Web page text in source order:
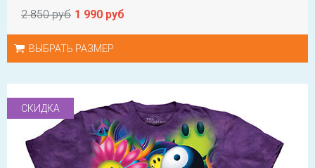
2 850 руб 1 990 руб
ВЫБРАТЬ РАЗМЕР
СКИДКА